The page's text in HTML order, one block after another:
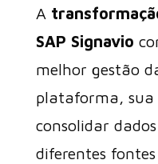
A
SAP Signavio
melhor gestão
plataforma, sua
consolidar
diferentes